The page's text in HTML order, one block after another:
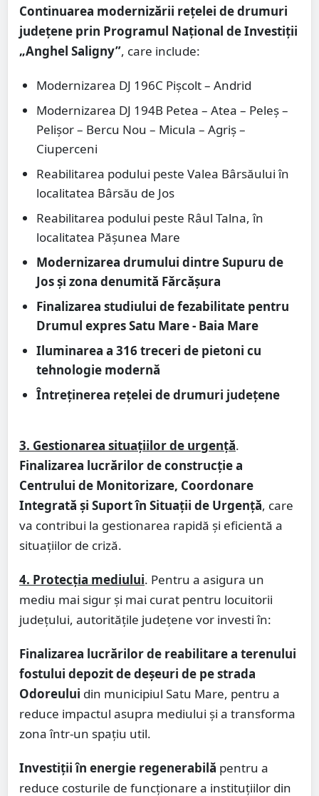
Continuarea modernizării rețelei de drumuri
județene prin Programul Național de Investiții
„Anghel Saligny”, care include:
Modernizarea DJ 196C Pișcolt – Andrid
Modernizarea DJ 194B Petea – Atea – Peleș –
Pelișor – Bercu Nou – Micula – Agriș –
Ciuperceni
Reabilitarea podului peste Valea Bârsăului în
localitatea Bârsău de Jos
Reabilitarea podului peste Râul Talna, în
localitatea Pășunea Mare
Modernizarea drumului dintre Supuru de
Jos și zona denumită Fărcășura
Finalizarea studiului de fezabilitate pentru
Drumul expres Satu Mare - Baia Mare
Iluminarea a 316 treceri de pietoni cu
tehnologie modernă
Întreținerea rețelei de drumuri județene
3. Gestionarea situațiilor de urgență.
Finalizarea lucrărilor de construcție a
Centrului de Monitorizare, Coordonare
Integrată și Suport în Situații de Urgență, care
va contribui la gestionarea rapidă și eficientă a
situațiilor de criză.
4. Protecția mediului. Pentru a asigura un
mediu mai sigur și mai curat pentru locuitorii
județului, autoritățile județene vor investi în:
Finalizarea lucrărilor de reabilitare a terenului
fostului depozit de deșeuri de pe strada
Odoreului din municipiul Satu Mare, pentru a
reduce impactul asupra mediului și a transforma
zona într-un spațiu util.
Investiții în energie regenerabilă pentru a
reduce costurile de funcționare a instituțiilor din